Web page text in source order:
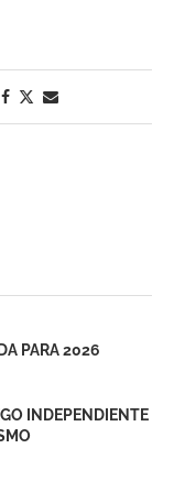
PARA 2026
INDEPENDIENTE